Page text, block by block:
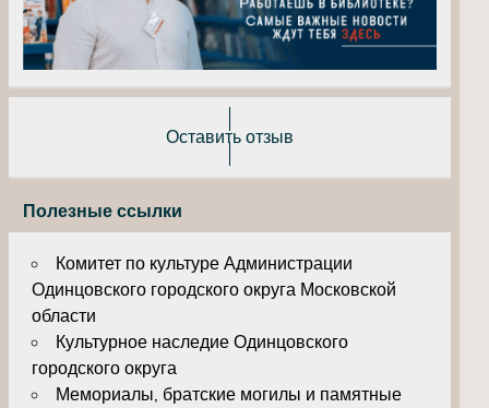
Оставить отзыв
Полезные ссылки
Комитет по культуре Администрации
Одинцовского городского округа Московской
области
Культурное наследие Одинцовского
городского округа
Мемориалы, братские могилы и памятные